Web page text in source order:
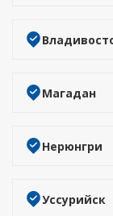
Магадан
Нерюнгри
Уссурийск